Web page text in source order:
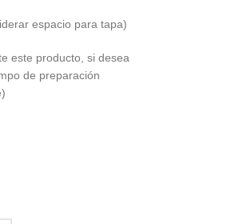
espacio para tapa)
este producto, si desea
de preparación